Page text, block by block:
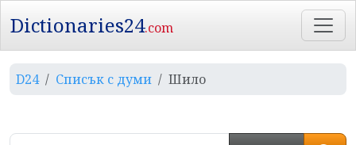
Dictionaries24.com
D24 Списък с думи Шило